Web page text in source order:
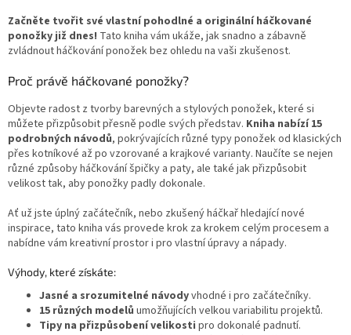
Začněte tvořit své vlastní pohodlné a originální háčkované
ponožky již dnes! Tato kniha vám ukáže, jak snadno a zábavně
zvládnout háčkování ponožek bez ohledu na vaši zkušenost.
Proč právě háčkované ponožky?
Objevte radost z tvorby barevných a stylových ponožek, které si
můžete přizpůsobit přesně podle svých představ. Kniha nabízí 15
podrobných návodů, pokrývajících různé typy ponožek od klasických
přes kotníkové až po vzorované a krajkové varianty. Naučíte se nejen
různé způsoby háčkování špičky a paty, ale také jak přizpůsobit
velikost tak, aby ponožky padly dokonale.
Ať už jste úplný začátečník, nebo zkušený háčkař hledající nové
inspirace, tato kniha vás provede krok za krokem celým procesem a
nabídne vám kreativní prostor i pro vlastní úpravy a nápady.
Výhody, které získáte:
Jasné a srozumitelné návodyvhodné i pro začátečníky.
15 různých modelů umožňujících velkou variabilitu projektů.
Tipy na přizpůsobení velikosti pro dokonalé padnutí.